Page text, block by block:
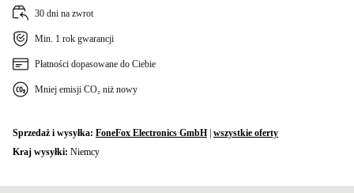
30 dni na zwrot
Min. 1 rok gwarancji
Płatności dopasowane do Ciebie
Mniej emisji CO₂ niż nowy
Sprzedaż i wysyłka: FoneFox Electronics GmbH wszystkie oferty
Kraj wysyłki: Niemcy